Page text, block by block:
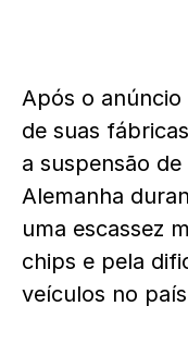
Após o
de suas
a suspensão
Alemanha
uma escassez
chips e pela
veículos no